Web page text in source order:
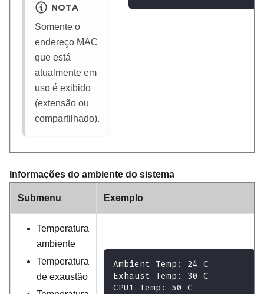
NOTA
Somente o
endereço MAC
que está
atualmente em
uso é exibido
(extensão ou
compartilhado).
Informações do ambiente do sistema
Submenu Exemplo
Temperatura
ambiente
Temperatura
de exaustão
Ambient Temp: 24 C
Exhaust Temp: 30 C
CPU1 Temp: 50 C